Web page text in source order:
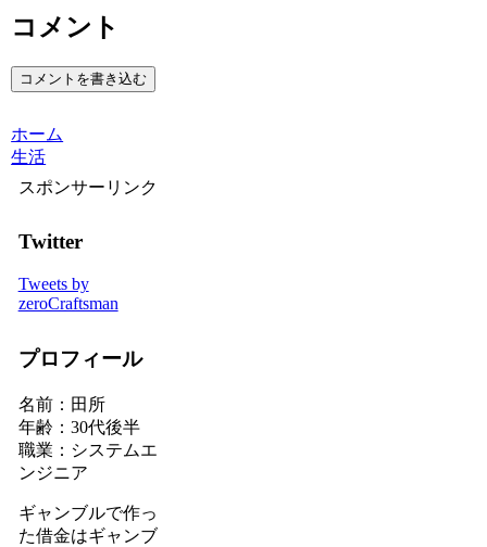
コメント
コメントを書き込む
ホーム
生活
スポンサーリンク
Twitter
Tweets by
zeroCraftsman
プロフィール
名前：田所
年齢：30代後半
職業：システムエ
ンジニア
ギャンブルで作っ
た借金はギャンブ